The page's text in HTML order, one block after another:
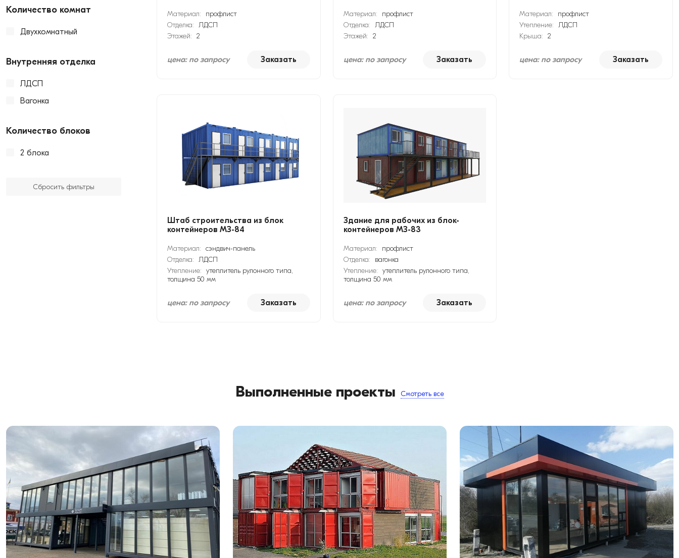
Количество комнат
Двухкомнатный
Внутренняя отделка
ЛДСП
Вагонка
Количество блоков
2 блока
Сбросить фильтры
Материал:
профлист
Отделка: ЛДСП
Этажей: 2
цена: по запросу Заказать
Материал:
профлист
Отделка: ЛДСП
Этажей: 2
цена: по запросу Заказать
Материал:
профлист
Утепление:
ЛДСП
Крыша:
2
цена: по запросу Заказать
Штаб строительства из блок
контейнеров МЗ-84
Материал: сэндвич-панель
Отделка: ЛДСП
Утепление: утеплитель рулонного типа,
толщина 50 мм
цена: по запросу Заказать
Здание для рабочих из блок-
контейнеров МЗ-83
Материал:
профлист
Отделка:
вагонка
Утепление: утеплитель рулонного типа,
толщина 50 мм
цена: по запросу Заказать
Выполненные проекты Смотреть все